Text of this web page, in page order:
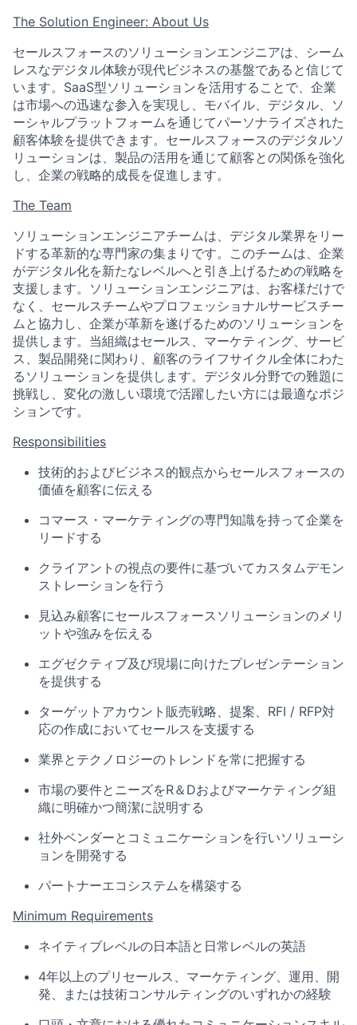
The Solution Engineer: About Us
セールスフォースのソリューションエンジニアは、シーム
レスなデジタル体験が現代ビジネスの基盤であると信じて
います。SaaS型ソリューションを活用することで、企業
は市場への迅速な参入を実現し、モバイル、デジタル、ソ
ーシャルプラットフォームを通じてパーソナライズされた
顧客体験を提供できます。セールスフォースのデジタルソ
リューションは、製品の活用を通じて顧客との関係を強化
し、企業の戦略的成長を促進します。
The Team
ソリューションエンジニアチームは、デジタル業界をリー
ドする革新的な専門家の集まりです。このチームは、企業
がデジタル化を新たなレベルへと引き上げるための戦略を
支援します。ソリューションエンジニアは、お客様だけで
なく、セールスチームやプロフェッショナルサービスチー
ムと協力し、企業が革新を遂げるためのソリューションを
提供します。当組織はセールス、マーケティング、サービ
ス、製品開発に関わり、顧客のライフサイクル全体にわた
るソリューションを提供します。デジタル分野での難題に
挑戦し、変化の激しい環境で活躍したい方には最適なポジ
ションです。
Responsibilities
技術的およびビジネス的観点からセールスフォースの
価値を顧客に伝える
コマース・マーケティングの専門知識を持って企業を
リードする
クライアントの視点の要件に基づいてカスタムデモン
ストレーションを行う
見込み顧客にセールスフォースソリューションのメリ
ットや強みを伝える
エグゼクティブ及び現場に向けたプレゼンテーション
を提供する
ターゲットアカウント販売戦略、提案、RFI / RFP対
応の作成においてセールスを支援する
業界とテクノロジーのトレンドを常に把握する
市場の要件とニーズをR＆Dおよびマーケティング組
織に明確かつ簡潔に説明する
社外ベンダーとコミュニケーションを行いソリューシ
ョンを開発する
パートナーエコシステムを構築する
Minimum Requirements
ネイティブレベルの日本語と日常レベルの英語
4年以上のプリセールス、マーケティング、運用、開
発、または技術コンサルティングのいずれかの経験